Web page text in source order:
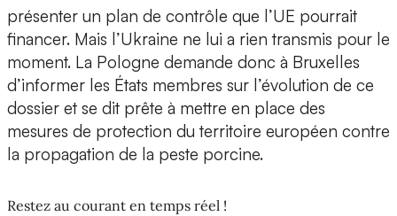
présenter un plan de contrôle que l’UE pourrait
financer. Mais l’Ukraine ne lui a rien transmis pour le
moment. La Pologne demande donc à Bruxelles
d’informer les États membres sur l’évolution de ce
dossier et se dit prête à mettre en place des
mesures de protection du territoire européen contre
la propagation de la peste porcine.
Restez au courant en temps réel !